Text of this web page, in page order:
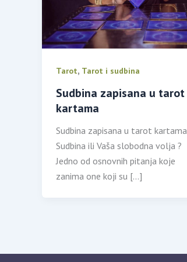
Tarot, Tarot i sudbina
Sudbina zapisana u tarot
kartama
Sudbina zapisana u tarot kartama
Sudbina ili Vaša slobodna volja ?
Jedno od osnovnih pitanja koje
zanima one koji su […]